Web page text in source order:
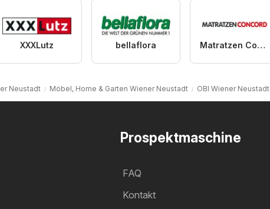
XXXLutz bellaflora Matratzen Concord
Neustadt Möbel, Home & Garten Wiener Neustadt OBI Wiener Neustadt
Prospektmaschine
FAQ
Kontakt